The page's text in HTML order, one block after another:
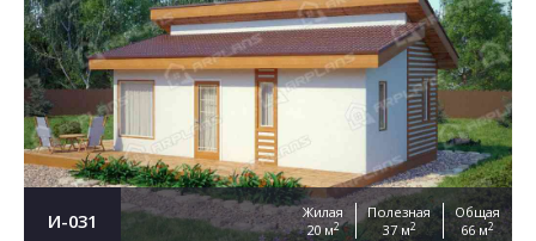
И-031
Жилая
20 м2
Полезная
37 м2
Общая
66 м2